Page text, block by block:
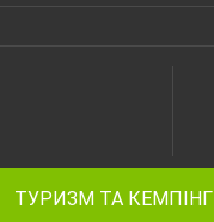
ТУРИЗМ ТА КЕМПІНГ